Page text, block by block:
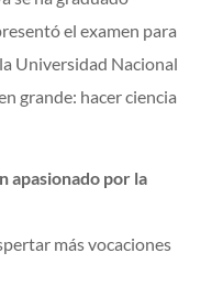
el examen para
Universidad Nacional
grande: hacer ciencia
apasionado por la
más vocaciones